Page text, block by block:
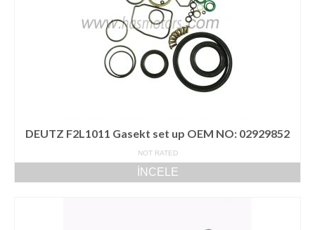
DEUTZ F2L1011 Gasekt set up OEM NO: 02929852
NOT RATED
İNCELE